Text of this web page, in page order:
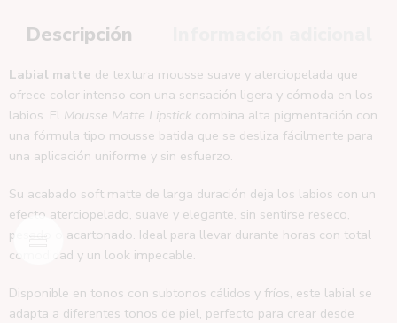
Descripción
Labial matte de textura mousse suave y aterciopelada que
ofrece color intenso con una sensación ligera y cómoda en los
labios. El Mousse Matte Lipstick combina alta pigmentación con
una fórmula tipo mousse batida que se desliza fácilmente para
una aplicación uniforme y sin esfuerzo.
Su acabado soft matte de larga duración deja los labios con un
efecto aterciopelado, suave y elegante, sin sentirse reseco,
pesado o acartonado. Ideal para llevar durante horas con total
comodidad y un look impecable.
Disponible en tonos con subtonos cálidos y fríos, este labial se
adapta a diferentes tonos de piel, perfecto para crear desde